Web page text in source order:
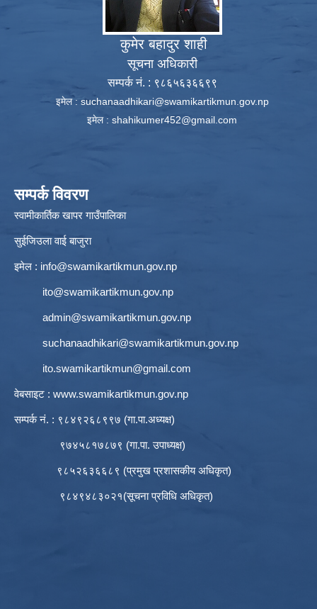
कुमेर बहादुर शाही
सूचना अधिकारी
सम्पर्क नं. : ९८६५६३६६९९
इमेल : suchanaadhikari@swamikartikmun.gov.np
इमेल : shahikumer452@gmail.com
सम्पर्क विवरण
स्वामीकार्तिक खापर गाउँपालिका
सुईजिउला वाई बाजुरा
इमेल : info@swamikartikmun.gov.np
ito@swamikartikmun.gov.np
admin@swamikartikmun.gov.np
suchanaadhikari@swamikartikmun.gov.np
ito.swamikartikmun@gmail.com
वेबसाइट : www.swamikartikmun.gov.np
सम्पर्क नं. : ९८४९२६८९९७ (गा.पा.अध्यक्ष)
९७४५८१७८७९ (गा.पा. उपाध्यक्ष)
९८५२६३६६८९ (प्रमुख प्रशासकीय अधिकृत)
९८४९४८३०२१(सूचना प्रविधि अधिकृत)